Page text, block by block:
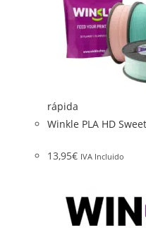
rápida
Winkle PLA HD
13,95€ IVA Incluido